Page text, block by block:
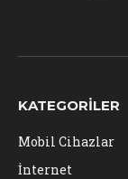
KATEGORILER
Mobil Cihazlar
İnternet